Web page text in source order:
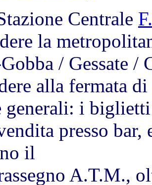
Centrale
la
/ Gessate /
alla fermata di
i biglietti
presso bar,
il
A.T.M.,